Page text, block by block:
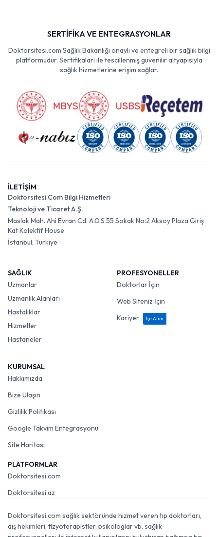
SERTİFİKA VE ENTEGRASYONLAR
Doktorsitesi.com Sağlık Bakanlığı onaylı ve entegreli bir sağlık bilgi
platformudur. Sertifikaları ile tescillenmiş güvenilir altyapısıyla
sağlık hizmetlerine erişim sağlar.
İLETİŞİM
Doktorsitesi Com Bilgi Hizmetleri
Teknoloji ve Ticaret A.Ş.
Maslak Mah. Ahi Evran Cd. A.O.S 55 Sokak No:2 Aksoy Plaza Giriş
Kat Kolektif House
İstanbul, Türkiye
SAĞLIK
Uzmanlar
Uzmanlık Alanları
Hastalıklar
Hizmetler
Hastaneler
PROFESYONELLER
Doktorlar İçin
Web Siteniz İçin
Kariyer
İşe Alım
KURUMSAL
Hakkımızda
Bize Ulaşın
Gizlilik Politikası
Google Takvim Entegrasyonu
Site Haritası
PLATFORMLAR
Doktorsitesi.com
Doktorsitesi.az
Doktorsitesi.com sağlık sektöründe hizmet veren tıp doktorları,
diş hekimleri, fizyoterapistler, psikologlar vb. sağlık